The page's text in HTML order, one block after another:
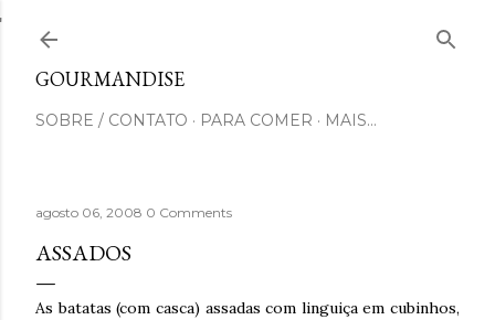
GOURMANDISE
SOBRE / CONTATO PARA COMER MAIS…
agosto 06, 2008 0 Comments
ASSADOS
As batatas (com casca) assadas com linguiça em cubinhos,